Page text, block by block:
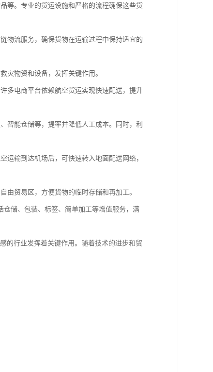
等。专业的货运设施和严格的流程确保这些货
物流服务，确保货物在运输过程中保持适宜的
灾物资和设备，发挥关键作用。
多电商平台依赖航空货运实现快速配送，提升
智能仓储等，提率并降低人工成本。同时，利
运输到达机场后，可快速转入地面配送网络，
由贸易区，方便货物的临时存储和再加工。
储、包装、标签、简单加工等增值服务，满
的行业发挥着关键作用。随着技术的进步和贸